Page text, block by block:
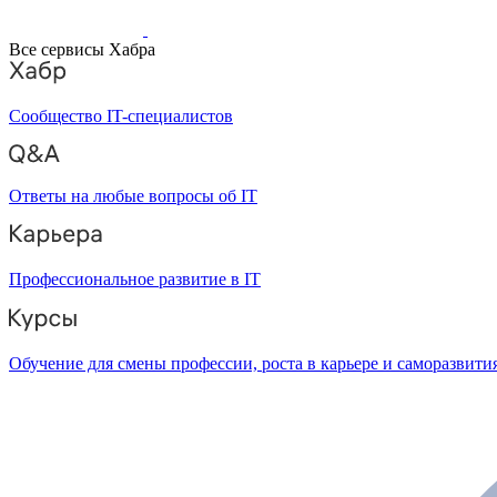
Все сервисы Хабра
Сообщество IT-специалистов
Ответы на любые вопросы об IT
Профессиональное развитие в IT
Обучение для смены профессии, роста в карьере и